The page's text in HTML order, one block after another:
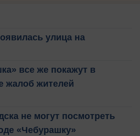
улица на
все же покажут в
жалоб жителей
не могут посмотреть
«Чебурашку»